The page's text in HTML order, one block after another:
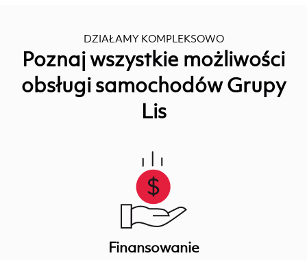
DZIAŁAMY KOMPLEKSOWO
Poznaj wszystkie możliwości
obsługi samochodów Grupy
Lis
Finansowanie